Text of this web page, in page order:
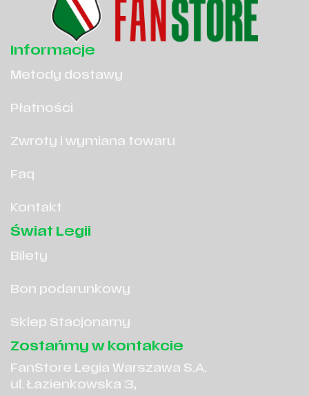
Informacje
Metody dostawy
Płatności
Zwroty i wymiana towaru
Faq
Kontakt
Świat Legii
Bilety
Bon podarunkowy
Sklep Stacjonarny
Zostańmy w kontakcie
FanStore Legia Warszawa S.A.
ul. Łazienkowska 3,